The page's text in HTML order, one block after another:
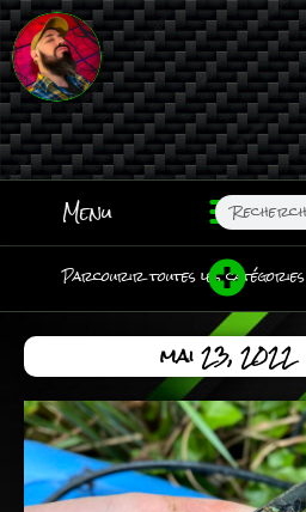
Menu
Parcourir toutes les catégories
mai 23, 2022